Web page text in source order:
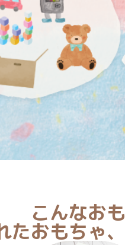
こんなお
たおもちゃ